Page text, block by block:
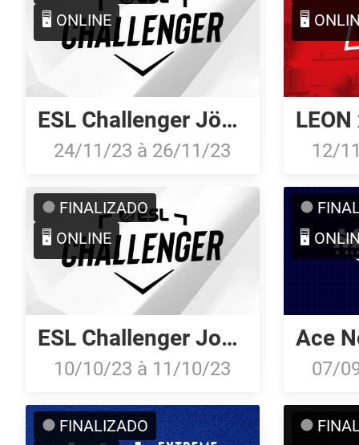
🖥️ ONLINE
ESL Challenger Jönköping 2023
24/11/23 à 26/11/23
🖥️
12/
FINALIZADO
🖥️ ONLINE
ESL Challenger Jonköping 2023: North American Qualifier
10/10/23 à 11/10/23
🖥️
07/
FINALIZADO